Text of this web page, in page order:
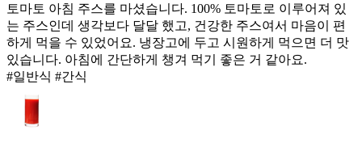
토마토 아침 주스를 마셨습니다. 100% 토마토로 이루어져 있
는 주스인데 생각보다 달달 했고, 건강한 주스여서 마음이 편
하게 먹을 수 있었어요. 냉장고에 두고 시원하게 먹으면 더 맛
있습니다. 아침에 간단하게 챙겨 먹기 좋은 거 같아요.
#일반식 #간식